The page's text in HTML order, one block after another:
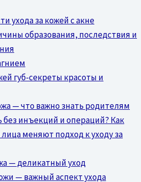
ухода за кожей с акне
образования, последствия и
губ-секреты красоты и
— что важно знать родителям
без инъекций и операций? Как
меняют подход к уходу за
— деликатный уход
— важный аспект ухода